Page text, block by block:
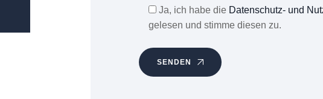
Ja, ich habe die Datenschutz- und
gelesen und stimme diesen zu.
SENDEN